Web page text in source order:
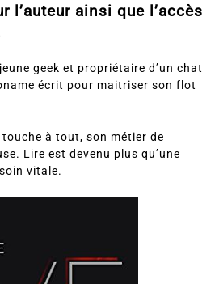
l’auteur ainsi que l’accès
geek et propriétaire d’un chat
écrit pour maitriser son flot
touche à tout, son métier de
Lire est devenu plus qu’une
vitale.